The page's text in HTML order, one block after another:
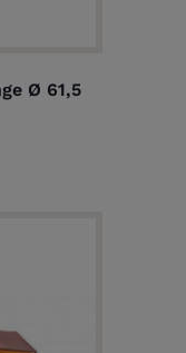
Ø 61,5